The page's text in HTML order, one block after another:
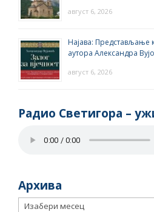
август 6, 2026
Најава: Представљање
аутора Александра
август 6, 2026
Радио Светигора –
Архива
Архива